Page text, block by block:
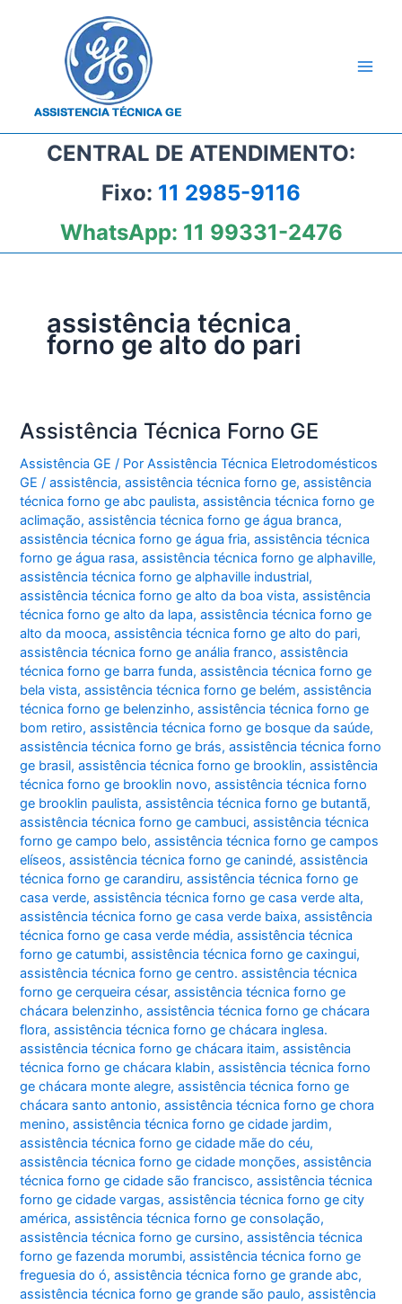
CENTRAL DE ATENDIMENTO:
Fixo: 11 2985-9116
WhatsApp: 11 99331-2476
assistência técnica
forno ge alto do pari
Assistência Técnica Forno GE
Assistência GE / PorAssistência Técnica Eletrodomésticos
GE/assistência,assistência técnica forno ge,assistência
técnica forno ge abc paulista,assistência técnica forno ge
aclimação,assistência técnica forno ge água branca,
assistência técnica forno ge água fria,assistência técnica
forno ge água rasa,assistência técnica forno ge alphaville,
assistência técnica forno ge alphaville industrial,
assistência técnica forno ge alto da boa vista,assistência
técnica forno ge alto da lapa,assistência técnica forno ge
alto da mooca,assistência técnica forno ge alto do pari,
assistência técnica forno ge anália franco,assistência
técnica forno ge barra funda,assistência técnica forno ge
bela vista,assistência técnica forno ge belém,assistência
técnica forno ge belenzinho,assistência técnica forno ge
bom retiro,assistência técnica forno ge bosque da saúde,
assistência técnica forno ge brás,assistência técnica forno
ge brasil,assistência técnica forno ge brooklin,assistência
técnica forno ge brooklin novo,assistência técnica forno
ge brooklin paulista,assistência técnica forno ge butantã,
assistência técnica forno ge cambuci,assistência técnica
forno ge campo belo,assistência técnica forno ge campos
elíseos,assistência técnica forno ge canindé,assistência
técnica forno ge carandiru,assistência técnica forno ge
casa verde,assistência técnica forno ge casa verde alta,
assistência técnica forno ge casa verde baixa,assistência
técnica forno ge casa verde média,assistência técnica
forno ge catumbi,assistência técnica forno ge caxingui,
assistência técnica forno ge centro. assistência técnica
forno ge cerqueira césar,assistência técnica forno ge
chácara belenzinho,assistência técnica forno ge chácara
flora,assistência técnica forno ge chácara inglesa.
assistência técnica forno ge chácara itaim,assistência
técnica forno ge chácara klabin,assistência técnica forno
ge chácara monte alegre,assistência técnica forno ge
chácara santo antonio,assistência técnica forno ge chora
menino,assistência técnica forno ge cidade jardim,
assistência técnica forno ge cidade mãe do céu,
assistência técnica forno ge cidade monções,assistência
técnica forno ge cidade são francisco,assistência técnica
forno ge cidade vargas,assistência técnica forno ge city
américa,assistência técnica forno ge consolação,
assistência técnica forno ge cursino,assistência técnica
forno ge fazenda morumbi,assistência técnica forno ge
freguesia do ó,assistência técnica forno ge grande abc,
assistência técnica forno ge grande são paulo,assistência